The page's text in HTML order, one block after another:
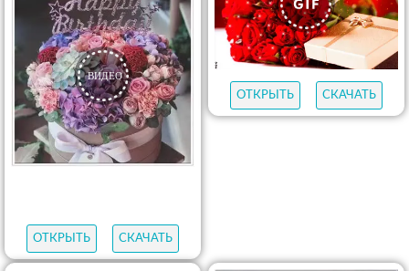
ОТКРЫТЬ СКАЧАТЬ
ОТКРЫТЬ СКАЧАТЬ